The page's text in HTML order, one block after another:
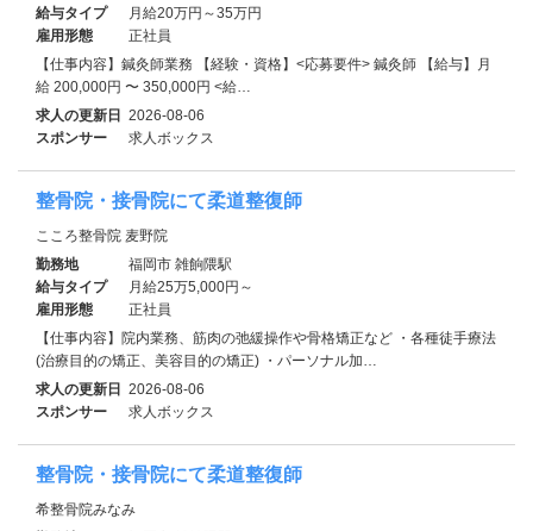
給与タイプ
月給20万円～35万円
雇用形態
正社員
【仕事内容】鍼灸師業務 【経験・資格】<応募要件> 鍼灸師 【給与】月
給 200,000円 〜 350,000円 <給…
求人の更新日 2026-08-06
スポンサー
求人ボックス
整骨院・接骨院にて柔道整復師
こころ整骨院 麦野院
勤務地
福岡市 雑餉隈駅
給与タイプ
月給25万5,000円～
雇用形態
正社員
【仕事内容】院内業務、筋肉の弛緩操作や骨格矯正など ・各種徒手療法
(治療目的の矯正、美容目的の矯正) ・パーソナル加…
求人の更新日 2026-08-06
スポンサー
求人ボックス
整骨院・接骨院にて柔道整復師
希整骨院みなみ